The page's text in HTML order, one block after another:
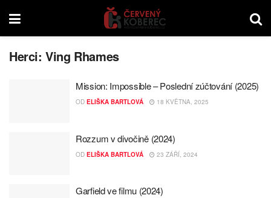
Herci:Ving Rhames
Mission: Impossible – Poslední zúčtování (2025)
OD ELIŠKA BARTLOVÁ 18 KVĚTNA, 2025
Rozzum v divočině (2024)
OD ELIŠKA BARTLOVÁ 23 ZÁŘÍ, 2024
Garfield ve filmu (2024)